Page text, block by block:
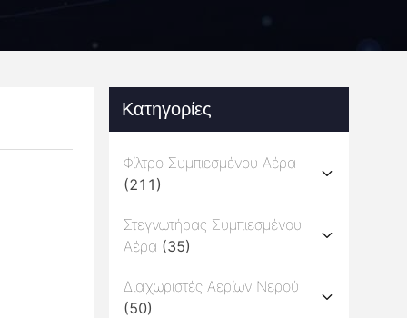
Κατηγορίες
Φίλτρο Συμπιεσμένου Αέρα
(211)
Στεγνωτήρας Συμπιεσμένου
Αέρα (35)
Διαχωριστές Αερίων Νερού
(50)